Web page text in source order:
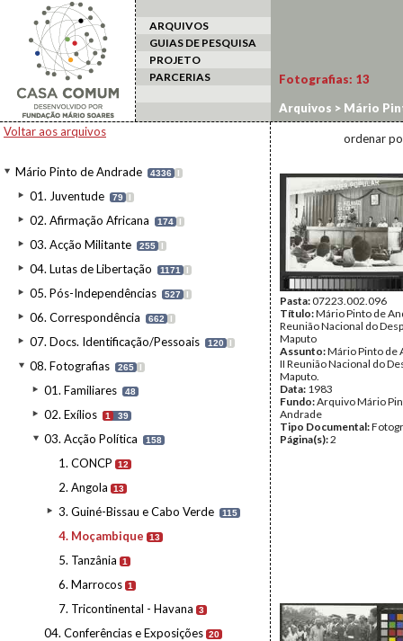
ARQUIVOS
GUIAS DE PESQUISA
PROJETO
PARCERIAS
Voltar aos arquivos
Mário Pinto de Andrade 4336 I
01. Juventude 79 I
02. Afirmação Africana 174 I
03. Acção Militante 255 I
04. Lutas de Libertação 1171 I
05. Pós-Independências 527 I
06. Correspondência 662 I
07. Docs. Identificação/Pessoais 120 I
08. Fotografias 265 I
01. Familiares 48
02. Exílios 1 39
03. Acção Política 158
1. CONCP 12
2. Angola 13
3. Guiné-Bissau e Cabo Verde 115
4. Moçambique 13
5. Tanzânia 1
6. Marrocos 1
7. Tricontinental - Havana 3
04. Conferências e Exposições 20
Fotografias: 13
Arquivos > Mário
ordenar
Pasta:07223.002.096
Título:Mário Pinto de
Reunião Nacional do
Maputo
Assunto:Mário Pinto de
II Reunião Nacional do
Maputo.
Data: 1983
Fundo:Arquivo Mário
Andrade
Tipo Documental:
Página(s):2